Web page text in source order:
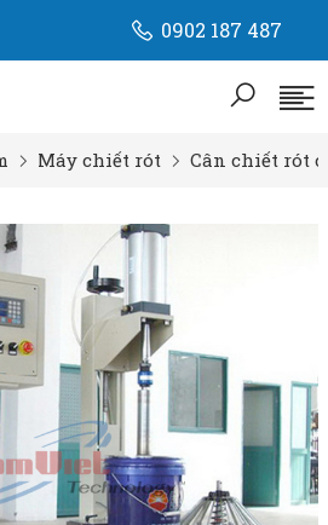
0902 187 487
Máy chiết rót Cân chiết rót